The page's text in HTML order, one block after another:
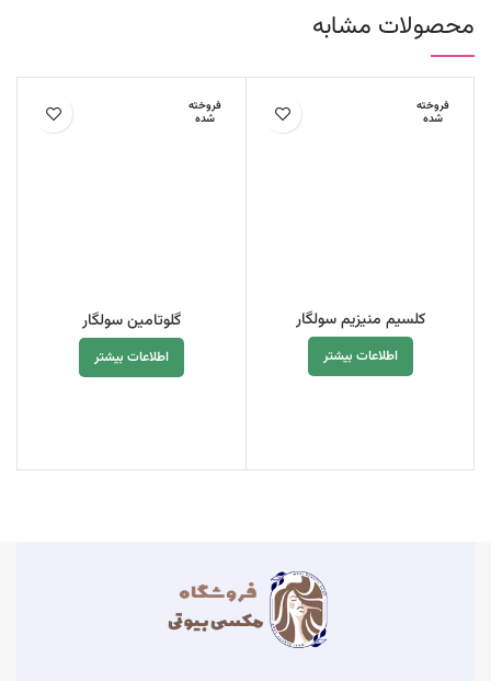
محصولات مشابه
فروخته
شده
کلسیم منیزیم سولگار
اطلاعات بیشتر
فروخته
شده
گلوتامین سولگار
اطلاعات بیشتر